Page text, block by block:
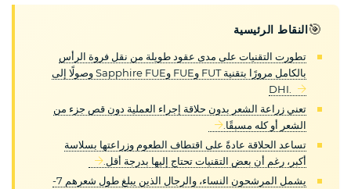
🎯النقاط الرئيسية
تطورت التقنيات على مدى عقود طويلة من نقل فروة الرأس
بالكامل مرورًا بتقنية FUT وFUE وSapphire FUE وصولًا إلى
DHI.
تعني زراعة الشعر بدون حلاقة إجراء العملية دون قص جزء من
الشعر أو كله مسبقًا.
تساعد الحلاقة عادةً على اقتطاف الطعوم وزراعتها بسلاسة
أكبر، رغم أن بعض التقنيات تحتاج إليها بدرجة أقل.
يشمل المرشحون النساء، والرجال الذين يبلغ طول شعرهم 7-